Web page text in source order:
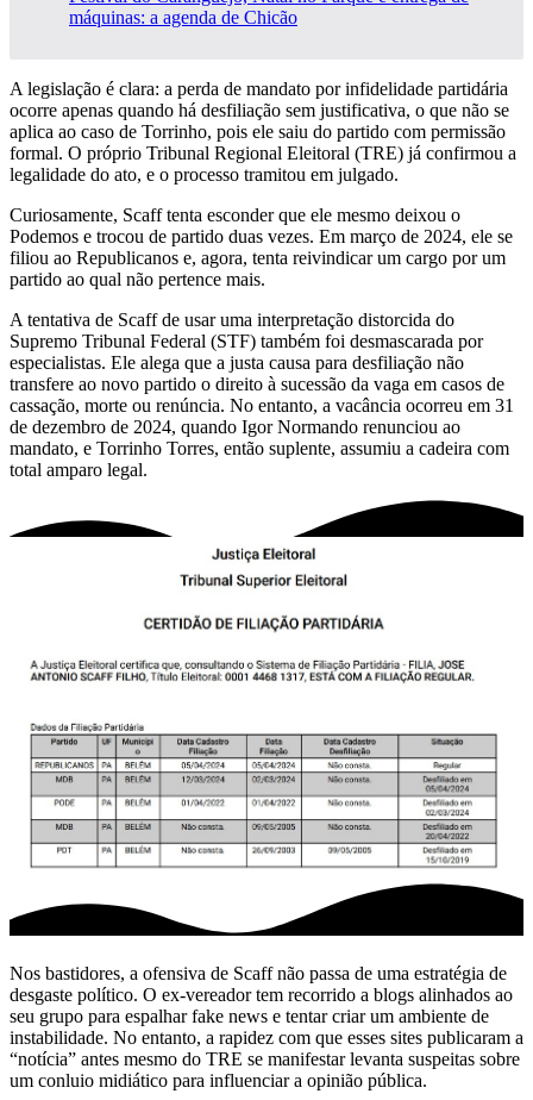
máquinas: a agenda de Chicão
A legislação é clara: a perda de mandato por infidelidade partidária
ocorre apenas quando há desfiliação sem justificativa, o que não se
aplica ao caso de Torrinho, pois ele saiu do partido com permissão
formal. O próprio Tribunal Regional Eleitoral (TRE) já confirmou a
legalidade do ato, e o processo tramitou em julgado.
Curiosamente, Scaff tenta esconder que ele mesmo deixou o
Podemos e trocou de partido duas vezes. Em março de 2024, ele se
filiou ao Republicanos e, agora, tenta reivindicar um cargo por um
partido ao qual não pertence mais.
A tentativa de Scaff de usar uma interpretação distorcida do
Supremo Tribunal Federal (STF) também foi desmascarada por
especialistas. Ele alega que a justa causa para desfiliação não
transfere ao novo partido o direito à sucessão da vaga em casos de
cassação, morte ou renúncia. No entanto, a vacância ocorreu em 31
de dezembro de 2024, quando Igor Normando renunciou ao
mandato, e Torrinho Torres, então suplente, assumiu a cadeira com
total amparo legal.
Nos bastidores, a ofensiva de Scaff não passa de uma estratégia de
desgaste político. O ex-vereador tem recorrido a blogs alinhados ao
seu grupo para espalhar fake news e tentar criar um ambiente de
instabilidade. No entanto, a rapidez com que esses sites publicaram a
“notícia” antes mesmo do TRE se manifestar levanta suspeitas sobre
um conluio midiático para influenciar a opinião pública.